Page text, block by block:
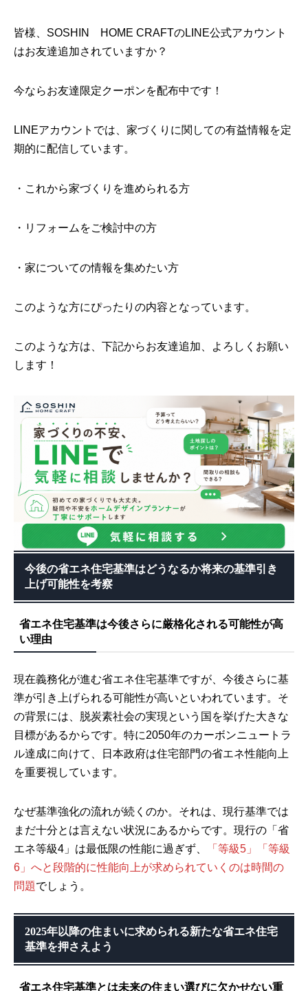
皆様、SOSHIN HOME CRAFTのLINE公式アカウント
はお友達追加されていますか？
今ならお友達限定クーポンを配布中です！
LINEアカウントでは、家づくりに関しての有益情報を定
期的に配信しています。
・これから家づくりを進められる方
・リフォームをご検討中の方
・家についての情報を集めたい方
このような方にぴったりの内容となっています。
このような方は、下記からお友達追加、よろしくお願い
します！
今後の省エネ住宅基準はどうなるか将来の基準引き
上げ可能性を考察
省エネ住宅基準は今後さらに厳格化される可能性が高
い理由
現在義務化が進む省エネ住宅基準ですが、今後さらに基
準が引き上げられる可能性が高いといわれています。そ
の背景には、脱炭素社会の実現という国を挙げた大きな
目標があるからです。特に2050年のカーボンニュートラ
ル達成に向けて、日本政府は住宅部門の省エネ性能向上
を重要視しています。
なぜ基準強化の流れが続くのか。それは、現行基準では
まだ十分とは言えない状況にあるからです。現行の「省
エネ等級4」は最低限の性能に過ぎず、
「等級5」「等級
6」へと段階的に性能向上が求められていくのは時間の
問題でしょう。
2025年以降の住まいに求められる新たな省エネ住宅
基準を押さえよう
省エネ住宅基準とは未来の住まい選びに欠かせない重